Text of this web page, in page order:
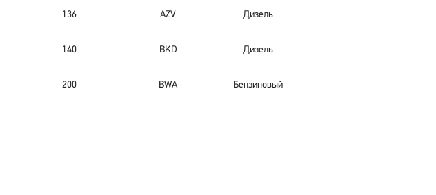
136 AZV Дизель
140 BKD Дизель
200 BWA Бензиновый